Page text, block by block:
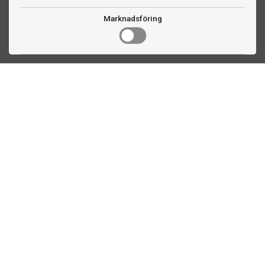
Marknadsföring